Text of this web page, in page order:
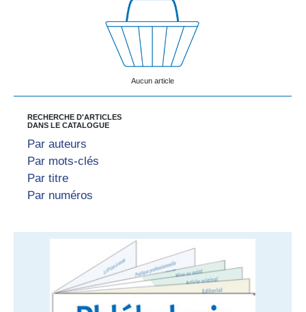
Aucun article
RECHERCHE D'ARTICLES
DANS LE CATALOGUE
Par auteurs
Par mots-clés
Par titre
Par numéros